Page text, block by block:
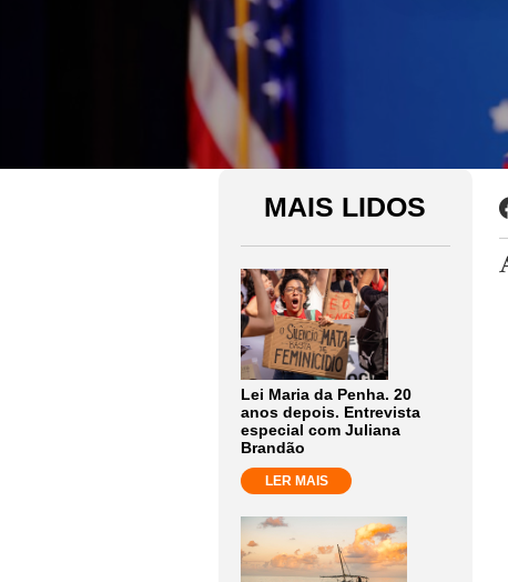
MAIS LIDOS
Lei Maria da Penha. 20
anos depois. Entrevista
especial com Juliana
Brandão
LER MAIS